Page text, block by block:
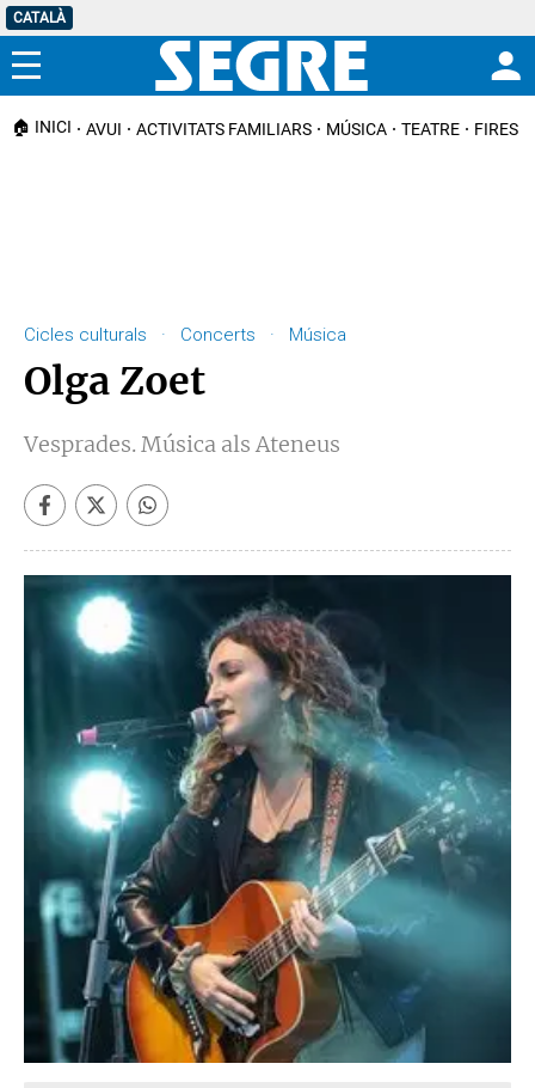
CATALÀ
Menú
🏠 INICI AVUI ACTIVITATS FAMILIARS MÚSICA TEATRE FIRES I
Cicles culturals · Concerts · Música
Olga Zoet
Vesprades. Música als Ateneus